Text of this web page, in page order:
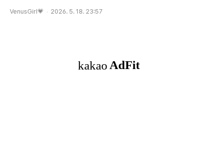
VenusGirl💗 2026. 5. 18. 23:57